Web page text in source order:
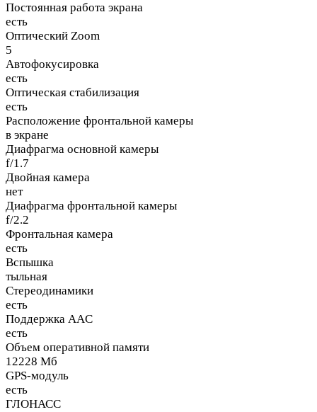
Постоянная работа экрана
есть
Оптический Zoom
5
Автофокусировка
есть
Оптическая стабилизация
есть
Расположение фронтальной камеры
в экране
Диафрагма основной камеры
f/1.7
Двойная камера
нет
Диафрагма фронтальной камеры
f/2.2
Фронтальная камера
есть
Вспышка
тыльная
Стереодинамики
есть
Поддержка AAC
есть
Объем оперативной памяти
12228 Мб
GPS-модуль
есть
ГЛОНАСС